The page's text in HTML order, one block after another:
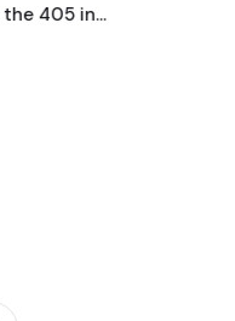
the 405 in…